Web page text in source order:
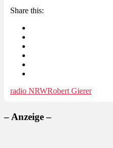
Share this:
radio NRWRobert Gierer
– Anzeige –